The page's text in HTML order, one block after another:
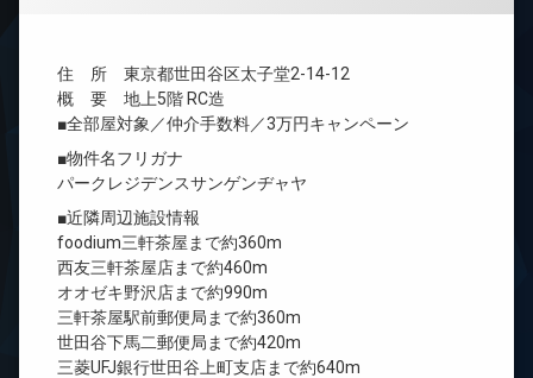
住 所 東京都世田谷区太子堂2-14-12
概 要 地上5階 RC造
■全部屋対象／仲介手数料／3万円キャンペーン
■物件名フリガナ
パークレジデンスサンゲンヂャヤ
■近隣周辺施設情報
foodium三軒茶屋まで約360m
西友三軒茶屋店まで約460m
オオゼキ野沢店まで約990m
三軒茶屋駅前郵便局まで約360m
世田谷下馬二郵便局まで約420m
三菱UFJ銀行世田谷上町支店まで約640m